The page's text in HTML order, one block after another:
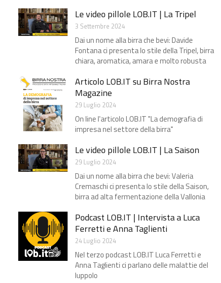
Le video pillole LOB.IT | La Tripel
3 Settembre 2024
Dai un nome alla birra che bevi: Davide
Fontana ci presenta lo stile della Tripel, birra
chiara, aromatica, amara e molto robusta
Articolo LOB.IT su Birra Nostra
Magazine
29 Luglio 2024
On line l'articolo LOB.IT "La demografia di
impresa nel settore della birra"
Le video pillole LOB.IT | La Saison
29 Luglio 2024
Dai un nome alla birra che bevi: Valeria
Cremaschi ci presenta lo stile della Saison,
birra ad alta fermentazione della Vallonia
Podcast LOB.IT | Intervista a Luca
Ferretti e Anna Taglienti
24 Luglio 2024
Nel terzo podcast LOB.IT Luca Ferretti e
Anna Taglienti ci parlano delle malattie del
luppolo